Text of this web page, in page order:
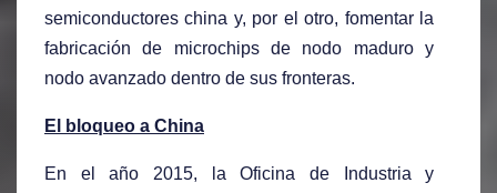
semiconductores china y, por el otro, fomentar la
fabricación de microchips de nodo maduro y
nodo avanzado dentro de sus fronteras.
El bloqueo a China
En el año 2015, la Oficina de Industria y